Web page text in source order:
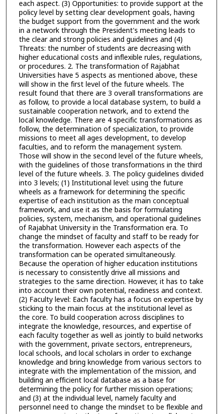
each aspect. (3) Opportunities: to provide support at the
policy level by setting clear development goals, having
the budget support from the government and the work
in a network through the President's meeting leads to
the clear and strong policies and guidelines and (4)
Threats: the number of students are decreasing with
higher educational costs and inflexible rules, regulations,
or procedures. 2. The transformation of Rajabhat
Universities have 5 aspects as mentioned above, these
will show in the first level of the future wheels. The
result found that there are 3 overall transformations are
as follow, to provide a local database system, to build a
sustainable cooperation network, and to extend the
local knowledge. There are 4 specific transformations as
follow, the determination of specialization, to provide
missions to meet all ages development, to develop
faculties, and to reform the management system.
Those will show in the second level of the future wheels,
with the guidelines of those transformations in the third
level of the future wheels. 3. The policy guidelines divided
into 3 levels; (1) Institutional level: using the future
wheels as a framework for determining the specific
expertise of each institution as the main conceptual
framework, and use it as the basis for formulating
policies, system, mechanism, and operational guidelines
of Rajabhat University in the Transformation era. To
change the mindset of faculty and staff to be ready for
the transformation. However each aspects of the
transformation can be operated simultaneously.
Because the operation of higher education institutions
is necessary to consistently drive all missions and
strategies to the same direction. However, it has to take
into account their own potential, readiness and context.
(2) Faculty level: Each faculty has a focus on expertise by
sticking to the main focus at the institutional level as
the core. To build cooperation across disciplines to
integrate the knowledge, resources, and expertise of
each faculty together as well as jointly to build networks
with the government, private sectors, entrepreneurs,
local schools, and local scholars in order to exchange
knowledge and bring knowledge from various sectors to
integrate with the implementation of the mission, and
building an efficient local database as a base for
determining the policy for further mission operations;
and (3) at the individual level, namely faculty and
personnel need to change the mindset to be flexible and